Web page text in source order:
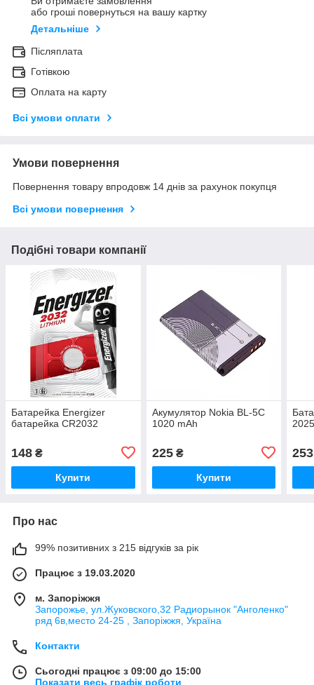
або гроші повернуться на вашу картку
Детальніше
Післяплата
Готівкою
Оплата на карту
Всі умови оплати
Умови повернення
Повернення товару впродовж 14 днів за рахунок покупця
Всі умови повернення
Подібні товари компанії
Батарейка Energizer
батарейка CR2032
148 ₴
Купити
Aкумулятор Nokia BL-5C
1020 mAh
225₴
Купити
253
Про нас
99% позитивних з 215 відгуків за рік
Працює з 19.03.2020
м. Запоріжжя
Запорожье, ул.Жуковского,32 Радиорынок "Анголенко"
ряд 6в,место 24-25 , Запоріжжя, Україна
Контакти
Сьогодні працює з 09:00 до 15:00
Показати весь графік роботи